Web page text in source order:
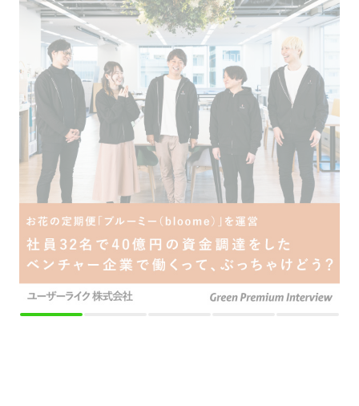
採用をお考えの方 運営会社プライバシーポリシーセキュリティポリシー
利用者情報の外部送信
利用規約 よくある質問 サイトマップ Green Identity
Copyright© Atrae, Inc. All Right Reserved.
転職サイトGreen エンジニア・技術職（システム/ネットワーク）の求人
【プロジェクトマネージャー】プロジェクトをデザインし最高のチームを作る。プロジェ